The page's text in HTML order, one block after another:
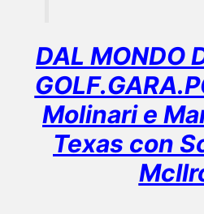
DAL MONDO
Molinari e
Texas con